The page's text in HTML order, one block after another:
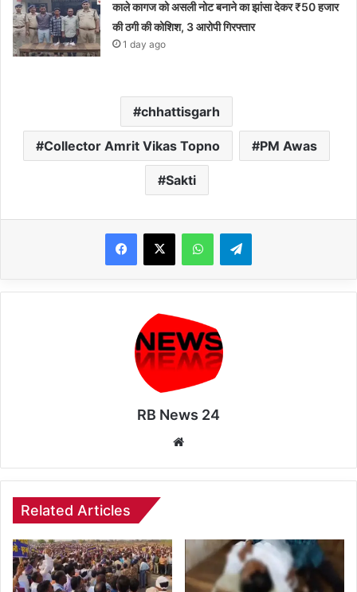
काले कागज को असली नोट बनाने का झांसा देकर ₹50 हजार
की ठगी की कोशिश, 3 आरोपी गिरफ्तार
1 day ago
chhattisgarh
Collector Amrit Vikas Topno PM Awas
Sakti
WhatsAppTelegram
RB News 24
Related Articles